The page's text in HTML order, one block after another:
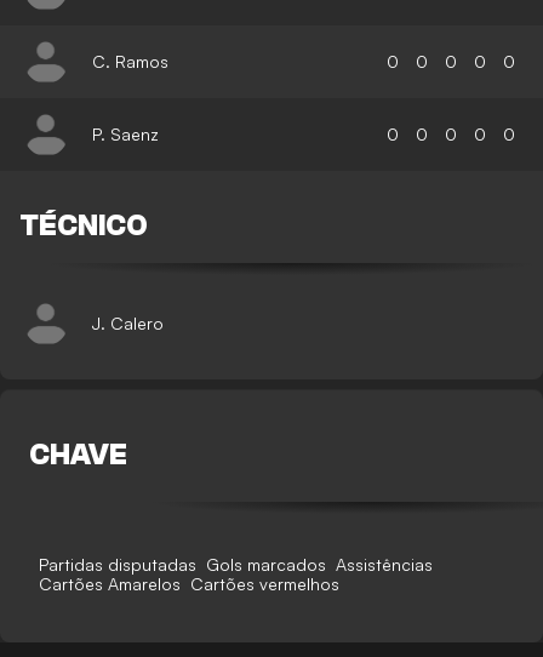
C. Ramos 0 0 0 0 0
P. Saenz 0 0 0 0 0
TÉCNICO
J. Calero
CHAVE
Partidas disputadas Gols marcados Assistências
Cartões Amarelos Cartões vermelhos